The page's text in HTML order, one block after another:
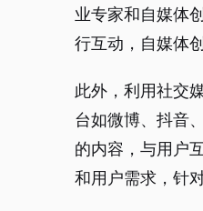
业专家和自媒体
行互动，自媒体
此外，利用社交
台如微博、抖音
的内容，与用户
和用户需求，针